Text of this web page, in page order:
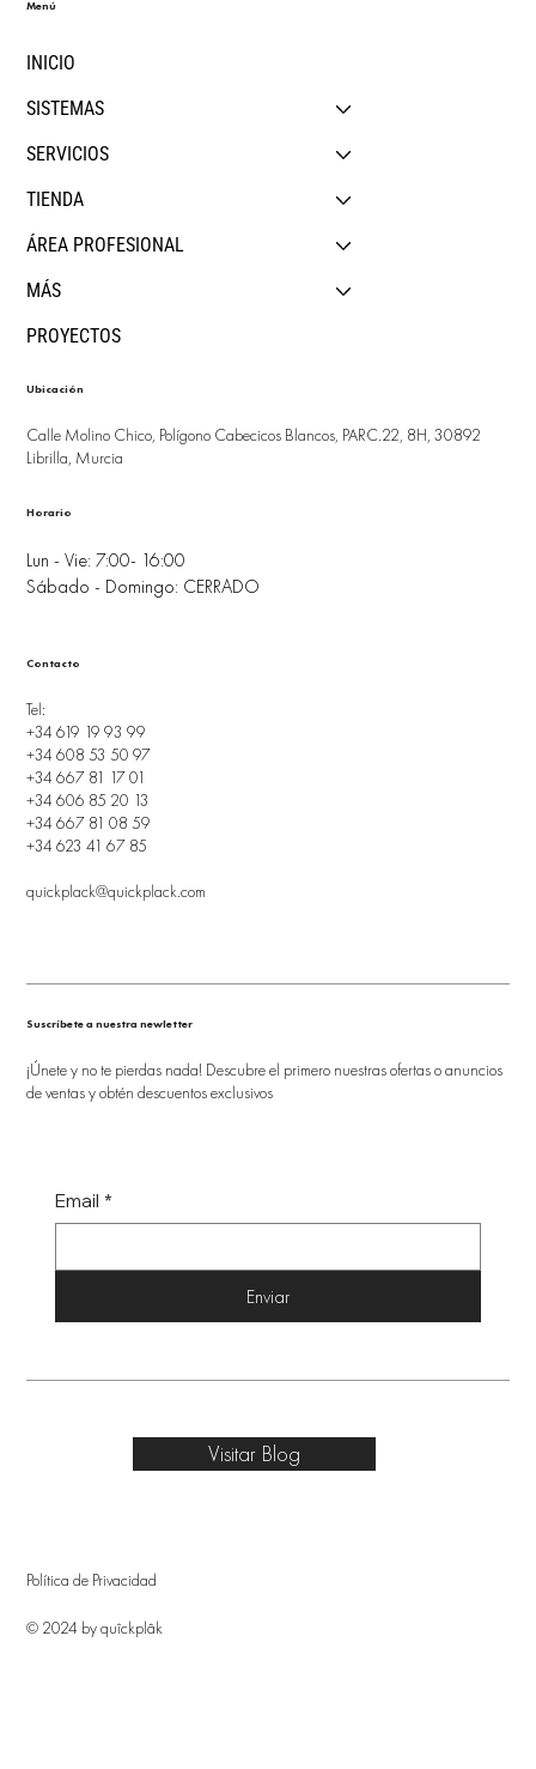
INICIO
SISTEMAS
SERVICIOS
TIENDA
ÁREA PROFESIONAL
MÁS
PROYECTOS
Menú
Ubicación
Calle Molino Chico, Polígono Cabecicos Blancos, PARC.22, 8H, 30892
Librilla, Murcia
Lun - Vie: 7:00- 16:00
Sábado - Domingo: CERRADO
Horario
Tel:
+34 619 19 93 99
+34 608 53 50 97
+34 667 81 17 01
+34 606 85 20 13
+34 667 81 08 59
+34 623 41 67 85
quickplack@quickplack.com
Contacto
Suscríbete a nuestra newletter
¡Únete y no te pierdas nada! Descubre el primero nuestras ofertas o anuncios
de ventas y obtén descuentos exclusivos
Email *
Enviar
Política de Privacidad
© 2024 by quîckplâk
Visitar Blog